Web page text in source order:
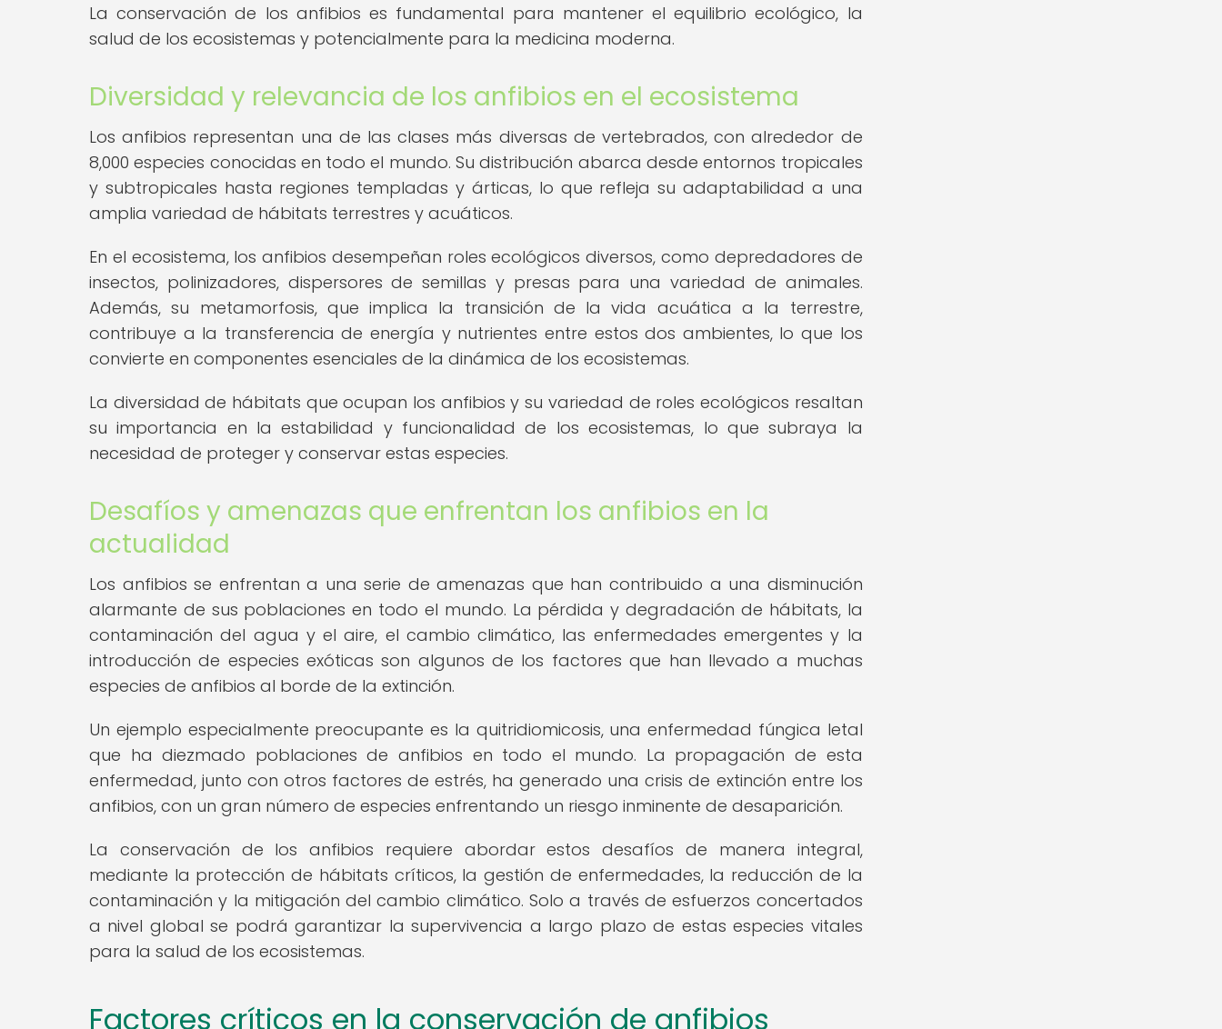
La conservación de los anfibios es fundamental para mantener el equilibrio ecológico, la
salud de los ecosistemas y potencialmente para la medicina moderna.
Diversidad y relevancia de los anfibios en el ecosistema
Los anfibios representan una de las clases más diversas de vertebrados, con alrededor de
8,000 especies conocidas en todo el mundo. Su distribución abarca desde entornos tropicales
y subtropicales hasta regiones templadas y árticas, lo que refleja su adaptabilidad a una
amplia variedad de hábitats terrestres y acuáticos.
En el ecosistema, los anfibios desempeñan roles ecológicos diversos, como depredadores de
insectos, polinizadores, dispersores de semillas y presas para una variedad de animales.
Además, su metamorfosis, que implica la transición de la vida acuática a la terrestre,
contribuye a la transferencia de energía y nutrientes entre estos dos ambientes, lo que los
convierte en componentes esenciales de la dinámica de los ecosistemas.
La diversidad de hábitats que ocupan los anfibios y su variedad de roles ecológicos resaltan
su importancia en la estabilidad y funcionalidad de los ecosistemas, lo que subraya la
necesidad de proteger y conservar estas especies.
Desafíos y amenazas que enfrentan los anfibios en la
actualidad
Los anfibios se enfrentan a una serie de amenazas que han contribuido a una disminución
alarmante de sus poblaciones en todo el mundo. La pérdida y degradación de hábitats, la
contaminación del agua y el aire, el cambio climático, las enfermedades emergentes y la
introducción de especies exóticas son algunos de los factores que han llevado a muchas
especies de anfibios al borde de la extinción.
Un ejemplo especialmente preocupante es la quitridiomicosis, una enfermedad fúngica letal
que ha diezmado poblaciones de anfibios en todo el mundo. La propagación de esta
enfermedad, junto con otros factores de estrés, ha generado una crisis de extinción entre los
anfibios, con un gran número de especies enfrentando un riesgo inminente de desaparición.
La conservación de los anfibios requiere abordar estos desafíos de manera integral,
mediante la protección de hábitats críticos, la gestión de enfermedades, la reducción de la
contaminación y la mitigación del cambio climático. Solo a través de esfuerzos concertados
a nivel global se podrá garantizar la supervivencia a largo plazo de estas especies vitales
para la salud de los ecosistemas.
Factores críticos en la conservación de anfibios